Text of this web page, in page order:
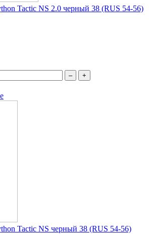
Tactic NS 2.0 черный 38 (RUS 54-56)
– +
Tactic NS черный 38 (RUS 54-56)